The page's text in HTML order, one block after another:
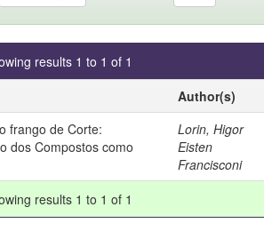
results 1 to 1 of 1
Author(s)
frango de Corte:
dos Compostos como
Lorin, Higor
Eisten
Francisconi
results 1 to 1 of 1